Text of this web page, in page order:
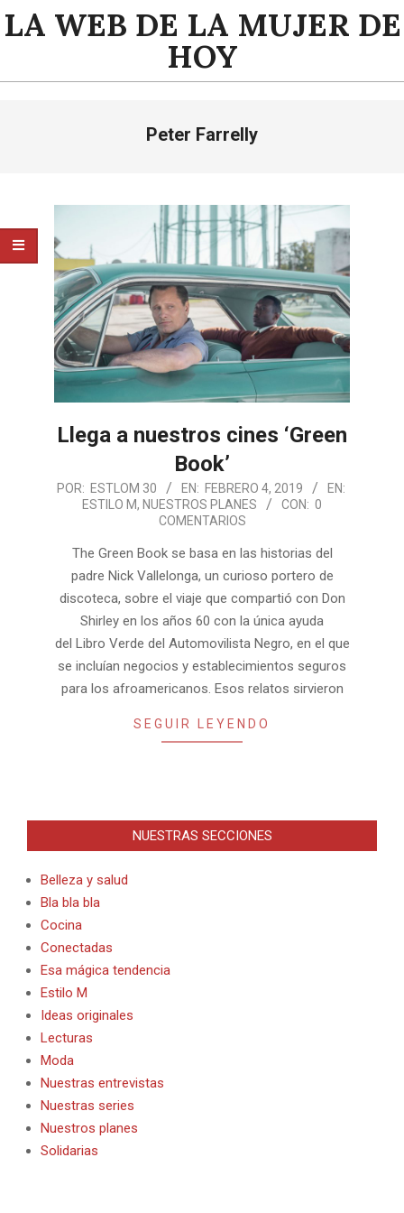
Saltar
alLA WEB DE LA MUJER DE
HOY
Peter Farrelly
Llega a nuestros cines ‘Green
Book’
2019-
POR: ESTLOM 30 EN: FEBRERO 4, 2019
EN:
ESTILO M, NUESTROS PLANES CON: 0
COMENTARIOS
The Green Book se basa en las historias del
padre Nick Vallelonga, un curioso portero de
discoteca, sobre el viaje que compartió con Don
Shirley en los años 60 con la única ayuda
del Libro Verde del Automovilista Negro, en el que
se incluían negocios y establecimientos seguros
para los afroamericanos. Esos relatos sirvieron
SEGUIR LEYENDO
NUESTRAS SECCIONES
Belleza y salud
Bla bla bla
Cocina
Conectadas
Esa mágica tendencia
Estilo M
Ideas originales
Lecturas
Moda
Nuestras entrevistas
Nuestras series
Nuestros planes
Solidarias